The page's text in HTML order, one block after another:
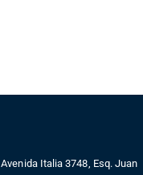
Avenida Italia 3748, Esq. Juan